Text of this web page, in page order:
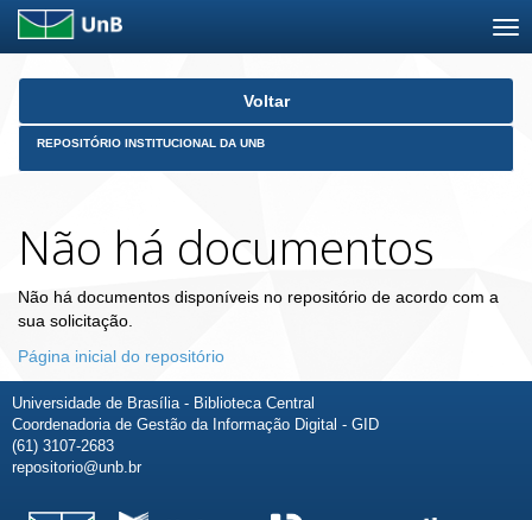
Skip
Voltar
REPOSITÓRIO INSTITUCIONAL DA UNB
Não há documentos
Não há documentos disponíveis no repositório de acordo com a
sua solicitação.
Página inicial do repositório
Universidade de Brasília - Biblioteca Central
Coordenadoria de Gestão da Informação Digital - GID
(61) 3107-2683
repositorio@unb.br